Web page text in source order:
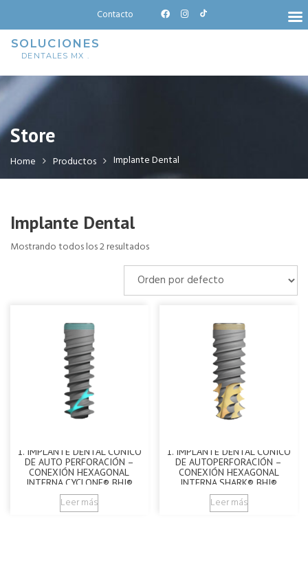
content
Contacto
SOLUCIONES
DENTALES MX .
Store
Home Productos Implante Dental
Implante Dental
Mostrando todos los 2 resultados
1. IMPLANTE DENTAL CÓNICO
DE AUTO PERFORACIÓN –
CONEXIÓN HEXAGONAL
INTERNA CYCLONE® BHI®
Leer más
1. IMPLANTE DENTAL CÓNICO
DE AUTOPERFORACIÓN –
CONEXIÓN HEXAGONAL
INTERNA SHARK® BHI®
Leer más